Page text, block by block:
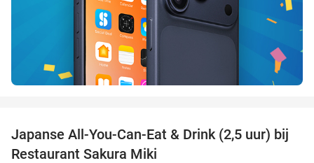
13%
Japanse All-You-Can-Eat & Drink (2,5 uur) bij
Restaurant Sakura Miki